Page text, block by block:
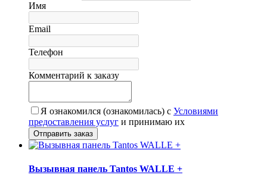
Имя
Email
Телефон
Комментарий к заказу
Я ознакомился (ознакомилась) с Условиями
предоставления услуг и принимаю их
Вызывная панель Tantos WALLE +